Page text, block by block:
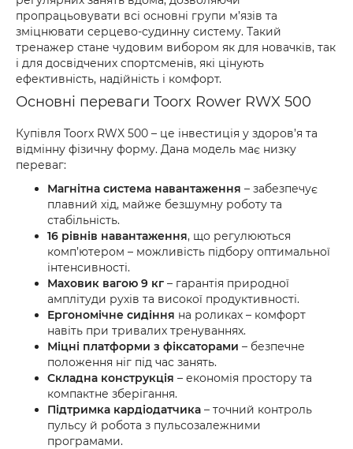
пропрацьовувати всі основні групи м’язів та
зміцнювати серцево-судинну систему. Такий
тренажер стане чудовим вибором як для новачків, так
і для досвідчених спортсменів, які цінують
ефективність, надійність і комфорт.
Основні переваги Toorx Rower RWX 500
Купівля Toorx RWX 500 – це інвестиція у здоров’я та
відмінну фізичну форму. Дана модель має низку
переваг:
Магнітна система навантаження – забезпечує
плавний хід, майже безшумну роботу та
стабільність.
16 рівнів навантаження, що регулюються
комп’ютером – можливість підбору оптимальної
інтенсивності.
Маховик вагою 9 кг – гарантія природної
амплітуди рухів та високої продуктивності.
Ергономічне сидіння на роликах – комфорт
навіть при тривалих тренуваннях.
Міцні платформи з фіксаторами – безпечне
положення ніг під час занять.
Складна конструкція – економія простору та
компактне зберігання.
Підтримка кардіодатчика – точний контроль
пульсу й робота з пульсозалежними
програмами.